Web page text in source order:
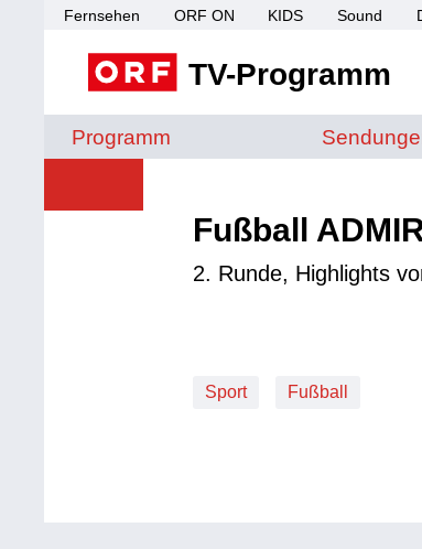
Fernsehen ORF ON KIDS Sound
TV-Programm
Programm
Fußball
2. Runde, Highlights
Sport Fußball